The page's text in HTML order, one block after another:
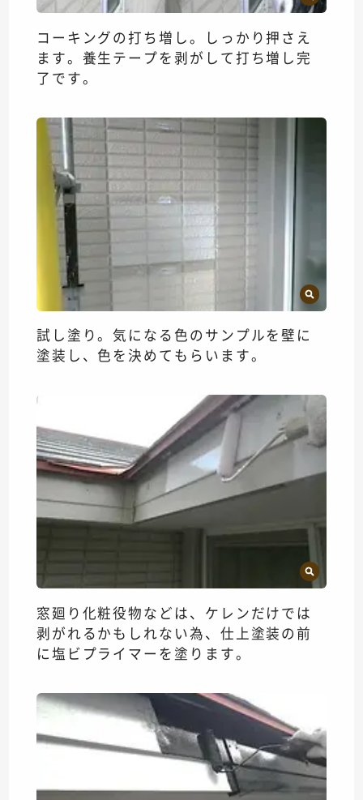
コーキングの打ち増し。しっかり押さえ
ます。養生テープを剥がして打ち増し完
了です。
試し塗り。気になる色のサンプルを壁に
塗装し、色を決めてもらいます。
窓廻り化粧役物などは、ケレンだけでは
剥がれるかもしれない為、仕上塗装の前
に塩ビプライマーを塗ります。